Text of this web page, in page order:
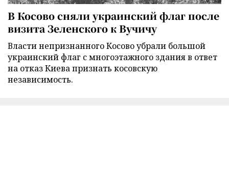
В Косово сняли украинский флаг после
визита Зеленского к Вучичу
Власти непризнанного Косово убрали большой
украинский флаг с многоэтажного здания в ответ
на отказ Киева признать косовскую
независимость.